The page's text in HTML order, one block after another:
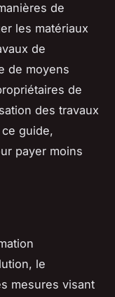
de
les matériaux
de
de moyens
de
des travaux
guide,
payer moins
le
mesures visant